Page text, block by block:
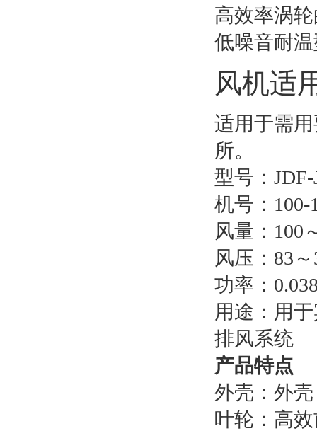
高效率涡
低噪音耐
风机适
适用于需
所。
型号：JDF-
机号：100-
风量：100
风压：83～
功率：
用途：用
排风系统
产品特点
外壳：外
叶轮：高